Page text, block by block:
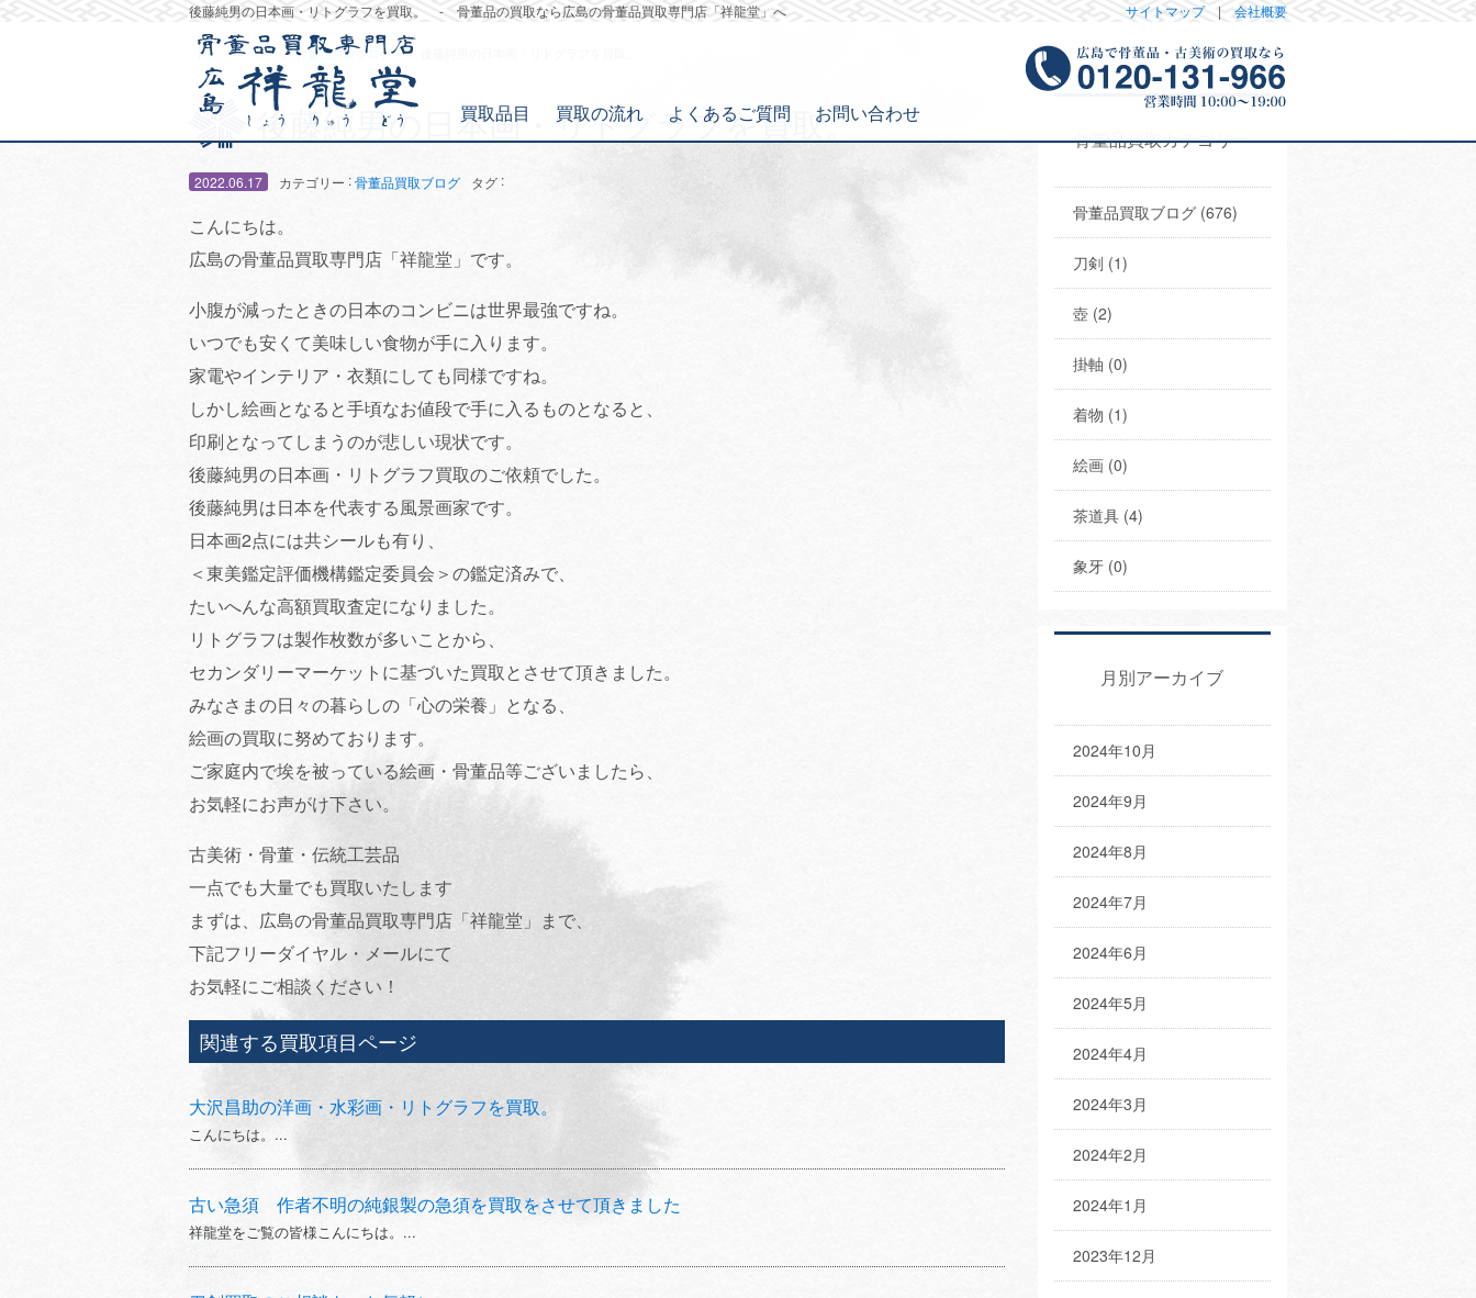
後藤純男の日本画・リトグラフを買取。 - 骨董品の買取なら広島の骨董品買取専門店「祥龍堂」へ サイトマップ| 会社概要
買取品目 買取の流れ よくあるご質問 お問い合わせ
トップページ 骨董品買取ブログ
後藤純男の日本画・リトグラフを買取。
2022.06.17 カテゴリー :骨董品買取ブログ タグ :
こんにちは。
広島の骨董品買取専門店「祥龍堂」です。
小腹が減ったときの日本のコンビニは世界最強ですね。
いつでも安くて美味しい食物が手に入ります。
家電やインテリア・衣類にしても同様ですね。
しかし絵画となると手頃なお値段で手に入るものとなると、
印刷となってしまうのが悲しい現状です。
後藤純男の日本画・リトグラフ買取のご依頼でした。
後藤純男は日本を代表する風景画家です。
日本画2点には共シールも有り、
＜東美鑑定評価機構鑑定委員会＞の鑑定済みで、
たいへんな高額買取査定になりました。
リトグラフは製作枚数が多いことから、
セカンダリーマーケットに基づいた買取とさせて頂きました。
みなさまの日々の暮らしの「心の栄養」となる、
絵画の買取に努めております。
ご家庭内で埃を被っている絵画・骨董品等ございましたら、
お気軽にお声がけ下さい。
古美術・骨董・伝統工芸品
一点でも大量でも買取いたします
まずは、広島の骨董品買取専門店「祥龍堂」まで、
下記フリーダイヤル・メールにて
お気軽にご相談ください！
関連する買取項目ページ
大沢昌助の洋画・水彩画・リトグラフを買取。
こんにちは。...
古い急須 作者不明の純銀製の急須を買取をさせて頂きました
祥龍堂をご覧の皆様こんにちは。...
骨董品買取カテゴリー
骨董品買取ブログ (676)
刀剣 (1)
壺 (2)
掛軸 (0)
着物 (1)
絵画 (0)
茶道具 (4)
象牙 (0)
月別アーカイブ
2024年10月
2024年9月
2024年8月
2024年7月
2024年6月
2024年5月
2024年4月
2024年3月
2024年2月
2024年1月
2023年12月